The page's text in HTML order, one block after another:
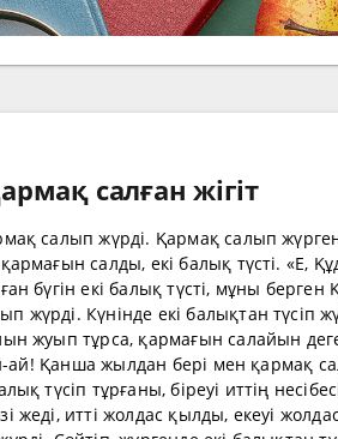
салған жігіт
салып жүрді. Қармақ салып
салды, екі балық түсті. «Е,
бүгін екі балық түсті, мұны берген
Күнінде екі балықтан түсіп
жуып тұрса, қармағын салайын
ай! Қанша жылдан бері мен қармақ
түсіп тұрғаны, біреуі иттің
жеді, итті жолдас қылды, екеуі